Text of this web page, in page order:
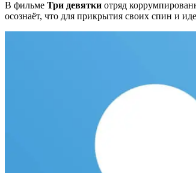
В фильме Три девятки отряд
осознаёт, что для прикрытия своих спин и